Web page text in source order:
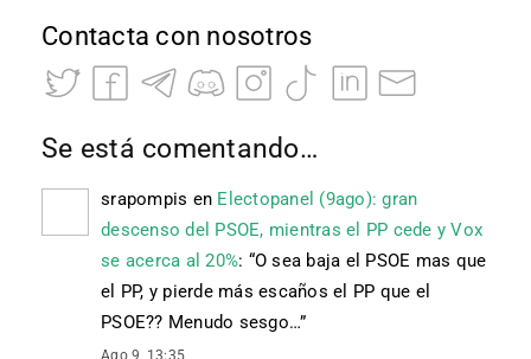
Contacta con nosotros
Se está comentando…
srapompis en Electopanel (9ago): gran
descenso del PSOE, mientras el PP cede y Vox
se acerca al 20%: “O sea baja el PSOE mas que
el PP, y pierde más escaños el PP que el
PSOE?? Menudo sesgo…”
Ago 9, 13:35